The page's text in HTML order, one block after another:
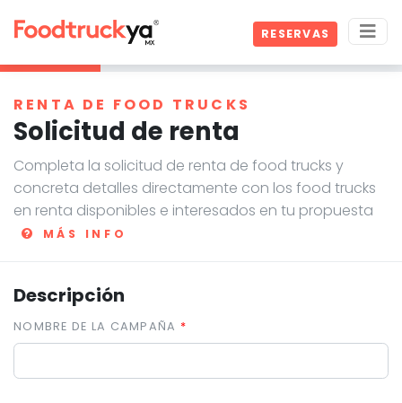
RESERVAS
RENTA DE FOOD TRUCKS
Solicitud de renta
Completa la solicitud de renta de food trucks y
concreta detalles directamente con los food trucks
en renta disponibles e interesados en tu propuesta
MÁS INFO
Descripción
NOMBRE DE LA CAMPAÑA